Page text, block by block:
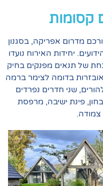
בסגנון
האירוח נועדו
מפנקים בחיק
לצימר ברמה
נפרדים
ישיבה, מרפסת